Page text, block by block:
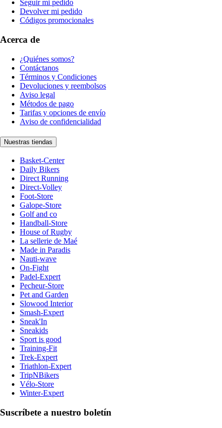
Seguir mi pedido
Devolver mi pedido
Códigos promocionales
Acerca de
¿Quiénes somos?
Contáctanos
Términos y Condiciones
Devoluciones y reembolsos
Aviso legal
Métodos de pago
Tarifas y opciones de envío
Aviso de confidencialidad
Nuestras tiendas
Basket-Center
Daily Bikers
Direct Running
Direct-Volley
Foot-Store
Galope-Store
Golf and co
Handball-Store
House of Rugby
La sellerie de Maé
Made in Paradis
Nauti-wave
On-Fight
Padel-Expert
Pecheur-Store
Pet and Garden
Slowood Interior
Smash-Expert
Sneak'In
Sneakids
Sport is good
Training-Fit
Trek-Expert
Triathlon-Expert
TripNBikers
Vélo-Store
Winter-Expert
Suscríbete a nuestro boletín